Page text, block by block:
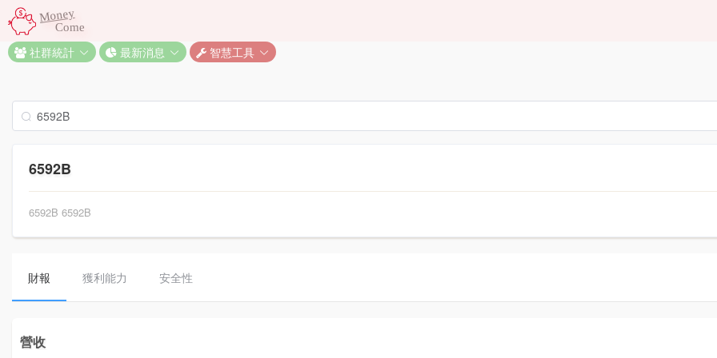
Money
Come
社群統計 最新消息 智慧工具
6592B
6592B 6592B
財報 獲利能力 安全性
營收